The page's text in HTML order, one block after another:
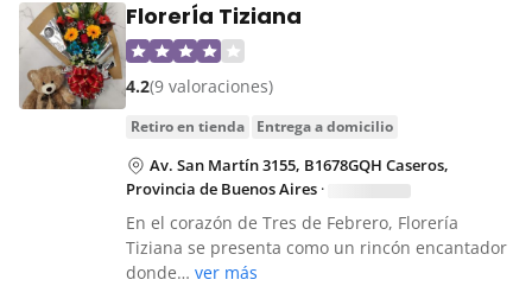
FlorerÍa Tiziana
4.2(9 valoraciones)
retiro en tienda entrega a domicilio
Av. San Martín 3155, B1678GQH Caseros,
Provincia de Buenos Aires ·
En el corazón de Tres de Febrero, Florería
Tiziana se presenta como un rincón encantador
donde… ver más